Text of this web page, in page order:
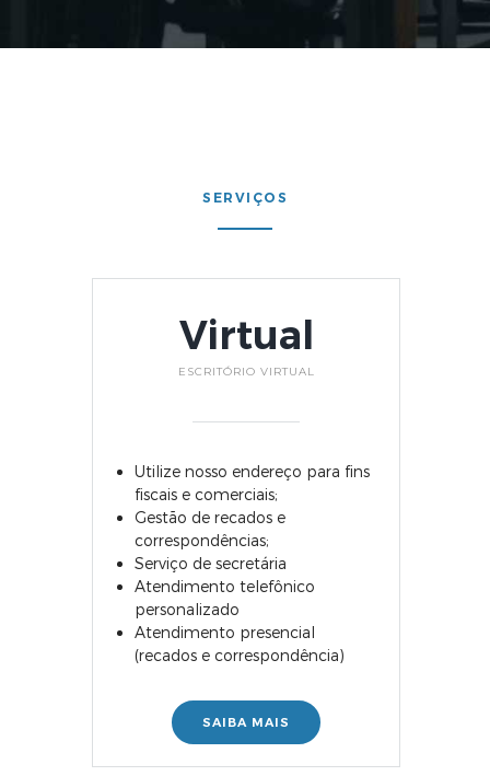
SERVIÇOS
Virtual
ESCRITÓRIO VIRTUAL
Utilize nosso endereço para fins
fiscais e comerciais;
Gestão de recados e
correspondências;
Serviço de secretária
Atendimento telefônico
personalizado
Atendimento presencial
(recados e correspondência)
SAIBA MAIS